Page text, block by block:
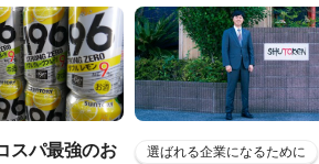
スパ最強のお
選ばれる企業になるために